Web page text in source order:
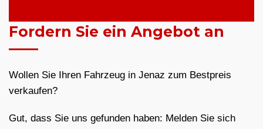
Fordern Sie ein Angebot an
Wollen Sie Ihren Fahrzeug in Jenaz zum Bestpreis
verkaufen?
Gut, dass Sie uns gefunden haben: Melden Sie sich